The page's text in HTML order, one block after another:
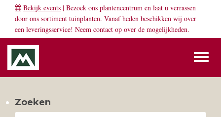
Bekijk events | Bezoek ons plantencentrum en laat u verrassen
door ons sortiment tuinplanten. Vanaf heden beschikken wij over
een leveringsservice! Neem contact op over de mogelijkheden.
Zoeken